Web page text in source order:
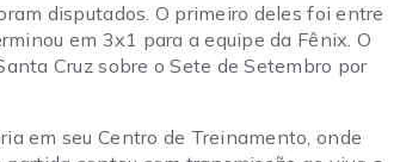
disputados. O primeiro deles foi entre
em 3x1 para a equipe da Fênix. O
Cruz sobre o Sete de Setembro por
em seu Centro de Treinamento, onde